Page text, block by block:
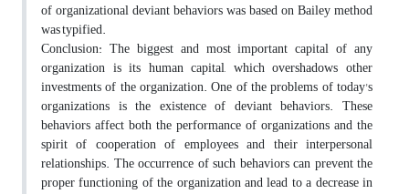
of organizational deviant behaviors was based on Bailey method
was typified.
Conclusion: The biggest and most important capital of any
organization is its human capital, which overshadows other
investments of the organization. One of the problems of today's
organizations is the existence of deviant behaviors. These
behaviors affect both the performance of organizations and the
spirit of cooperation of employees and their interpersonal
relationships. The occurrence of such behaviors can prevent the
proper functioning of the organization and lead to a decrease in